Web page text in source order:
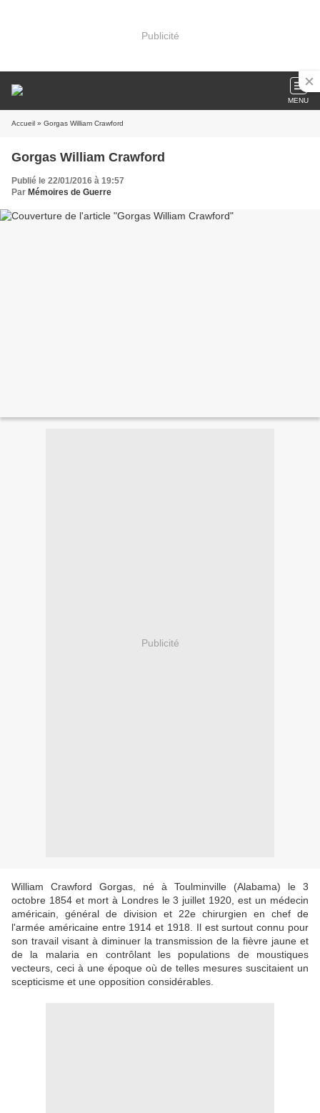
Publicité
MENU
Accueil » Gorgas William Crawford
Gorgas William Crawford
Publié le 22/01/2016 à 19:57
Par Mémoires de Guerre
Publicité
William Crawford Gorgas, né à Toulminville (Alabama) le 3
octobre 1854 et mort à Londres le 3 juillet 1920, est un médecin
américain, général de division et 22e chirurgien en chef de
l'armée américaine entre 1914 et 1918. Il est surtout connu pour
son travail visant à diminuer la transmission de la fièvre jaune et
de la malaria en contrôlant les populations de moustiques
vecteurs, ceci à une époque où de telles mesures suscitaient un
scepticisme et une opposition considérables.